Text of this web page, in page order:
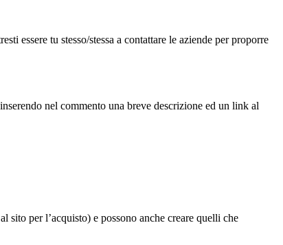
essere tu stesso/stessa a contattare le aziende per proporre
nel commento una breve descrizione ed un link al
per l’acquisto) e possono anche creare quelli che